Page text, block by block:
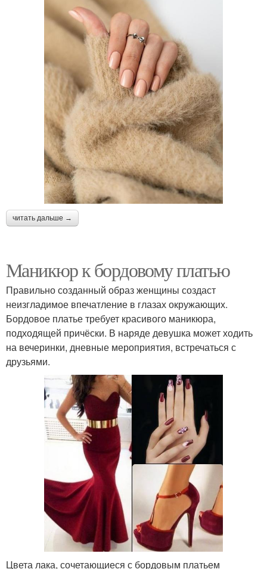
читать дальше →
Маникюр к бордовому платью
Правильно созданный образ женщины создаст
неизгладимое впечатление в глазах окружающих.
Бордовое платье требует красивого маникюра,
подходящей причёски. В наряде девушка может ходить
на вечеринки, дневные мероприятия, встречаться с
друзьями.
Цвета лака, сочетающиеся с бордовым платьем